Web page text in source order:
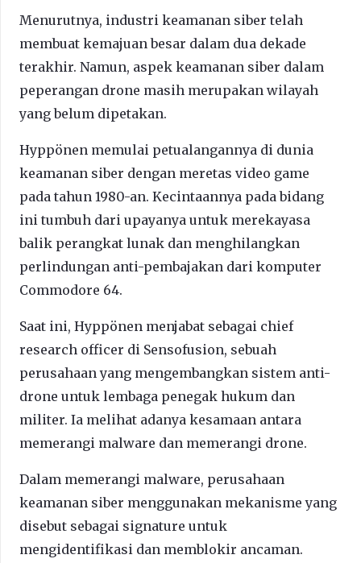
Menurutnya, industri keamanan siber telah
membuat kemajuan besar dalam dua dekade
terakhir. Namun, aspek keamanan siber dalam
peperangan drone masih merupakan wilayah
yang belum dipetakan.
Hyppönen memulai petualangannya di dunia
keamanan siber dengan meretas video game
pada tahun 1980-an. Kecintaannya pada bidang
ini tumbuh dari upayanya untuk merekayasa
balik perangkat lunak dan menghilangkan
perlindungan anti-pembajakan dari komputer
Commodore 64.
Saat ini, Hyppönen menjabat sebagai chief
research officer di Sensofusion, sebuah
perusahaan yang mengembangkan sistem anti-
drone untuk lembaga penegak hukum dan
militer. Ia melihat adanya kesamaan antara
memerangi malware dan memerangi drone.
Dalam memerangi malware, perusahaan
keamanan siber menggunakan mekanisme yang
disebut sebagai signature untuk
mengidentifikasi dan memblokir ancaman.